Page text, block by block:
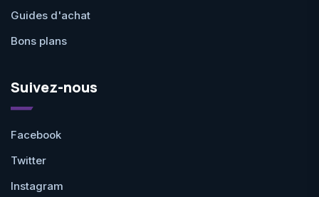
Guides d'achat
Bons plans
Suivez-nous
Facebook
Twitter
Instagram